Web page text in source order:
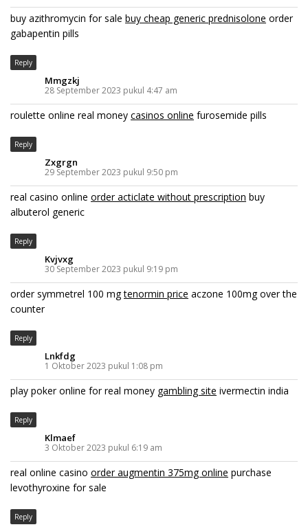
buy azithromycin for sale buy cheap generic prednisolone order
gabapentin pills
Reply
Mmgzkj
28 September 2023 pukul 4:47 am
roulette online real money casinos online furosemide pills
Reply
Zxgrgn
29 September 2023 pukul 9:50 pm
real casino online order acticlate without prescription buy
albuterol generic
Reply
Kvjvxg
30 September 2023 pukul 9:19 pm
order symmetrel 100 mgtenormin price aczone 100mg over the
counter
Reply
Lnkfdg
1 Oktober 2023 pukul 1:08 pm
play poker online for real money gambling site ivermectin india
Reply
Klmaef
3 Oktober 2023 pukul 6:19 am
real online casino order augmentin 375mg online purchase
levothyroxine for sale
Reply